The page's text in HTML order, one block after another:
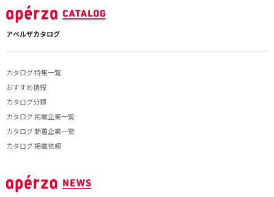
アペルザカタログ
カタログ 特集一覧
おすすめ情報
カタログ分類
カタログ 掲載企業一覧
カタログ 新着企業一覧
カタログ 掲載依頼